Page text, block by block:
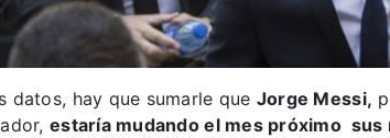
datos, hay que sumarle que Jorge Messi,
estaría mudando el mes próximo sus